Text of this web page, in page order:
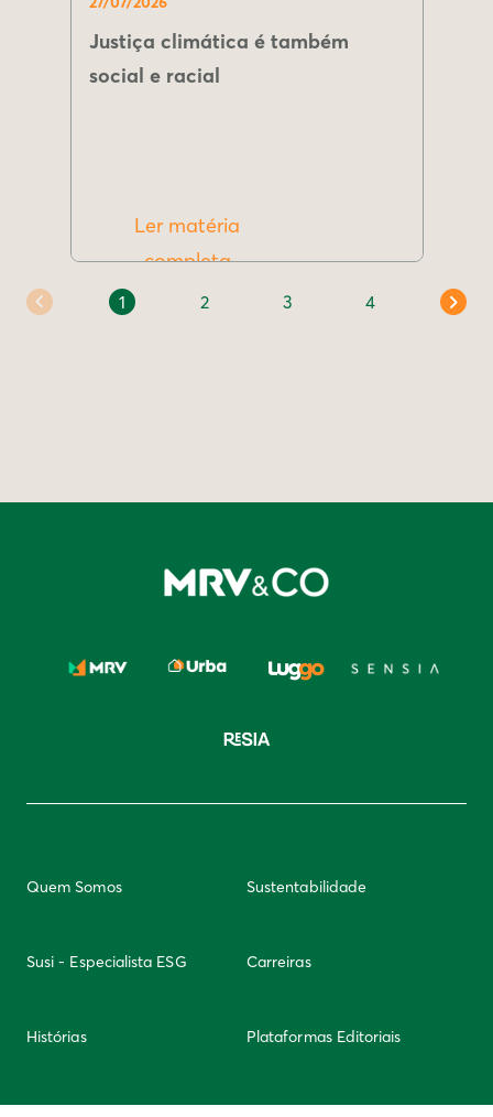
Justiça climática é também
social e racial
Ler matéria
completa
1 2 3 4
Quem Somos Sustentabilidade
Susi - Especialista ESG Carreiras
Histórias Plataformas Editoriais
Newsletter Integridade